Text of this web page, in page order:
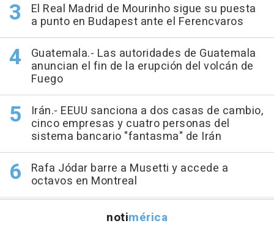
El Real Madrid de Mourinho sigue su puesta
a punto en Budapest ante el Ferencvaros
Guatemala.- Las autoridades de Guatemala
anuncian el fin de la erupción del volcán de
Fuego
Irán.- EEUU sanciona a dos casas de cambio,
cinco empresas y cuatro personas del
sistema bancario "fantasma" de Irán
Rafa Jódar barre a Musetti y accede a
octavos en Montreal
notimérica